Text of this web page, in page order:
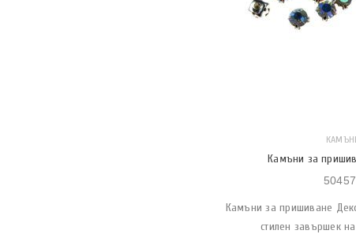
Камъни за
Камъни за пришиване
стилен завършек